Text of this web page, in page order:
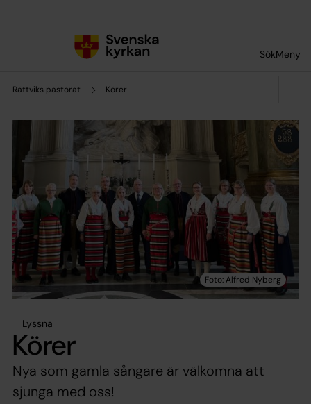
SökMeny
Rättviks pastorat Körer
Lyssna
Körer
Nya som gamla sångare är välkomna att
sjunga med oss!